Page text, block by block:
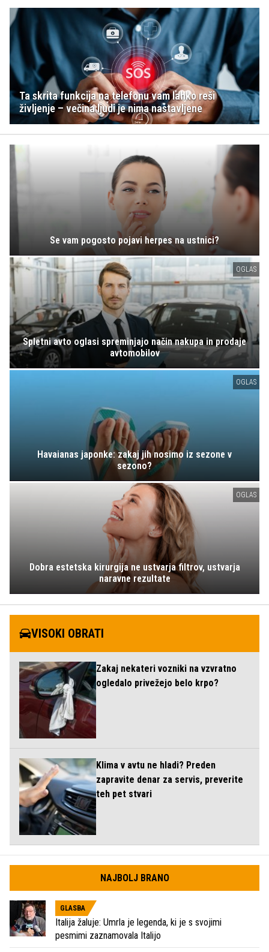
Ta skrita funkcija na telefonu vam lahko reši
življenje – večina ljudi je nima nastavljene
Se vam pogosto pojavi herpes na ustnici?
OGLAS
Spletni avto oglasi spreminjajo način nakupa in prodaje
avtomobilov
OGLAS
Havaianas japonke: zakaj jih nosimo iz sezone v
sezono?
OGLAS
Dobra estetska kirurgija ne ustvarja filtrov, ustvarja
naravne rezultate
VISOKI OBRATI
Zakaj nekateri vozniki na vzvratno
ogledalo privežejo belo krpo?
Klima v avtu ne hladi? Preden
zapravite denar za servis, preverite
teh pet stvari
NAJBOLJ BRANO
GLASBA
Italija žaluje: Umrla je legenda, ki je s svojimi
pesmimi zaznamovala Italijo